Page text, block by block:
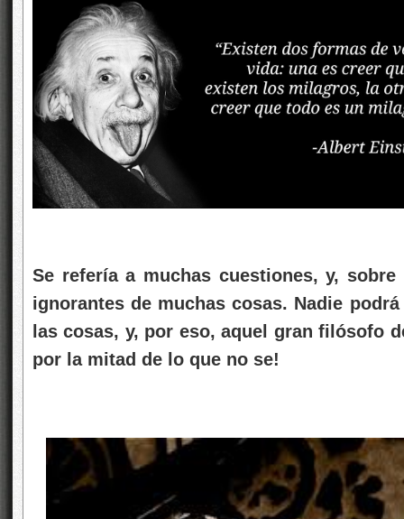
Se refería a muchas cuestiones, y,
ignorantes de muchas cosas. Nadie
las cosas, y, por eso, aquel gran filósofo
por la mitad de lo que no se!